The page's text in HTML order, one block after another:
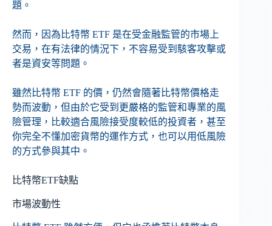
題。
然而，因為比特幣 ETF 是在受金融監管的市場上
交易，在有法律的情況下，不容易受到駭客攻擊或
者是資安等問題。
雖然比特幣 ETF 的價，仍然會隨著比特幣價格走
勢而波動，但由於它受到更嚴格的監管和專業的風
險管理，比較適合風險接受度較低的投資者，甚至
你完全不懂加密貨幣的運作方式，也可以用低風險
的方式參與其中。
比特幣ETF缺點
市場波動性